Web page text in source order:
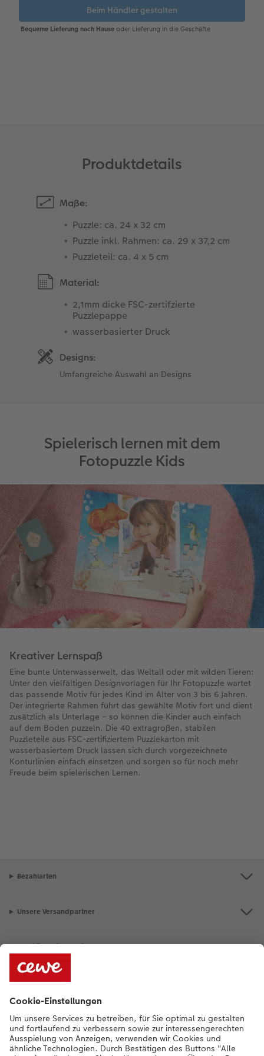
Gestaltungsideen
CEWE myPhotos
Mehrteiler
Digitale Grußkarte
CEWE Geschenkgutschein
CEWE Community
Produktdetails
Maße:
Puzzle: ca. 24 x 32 cm
Puzzle inkl. Rahmen: ca. 29 x 37,2 cm
Puzzleteil: ca. 4 x 5 cm
Material:
2,1mm dicke FSC-zertifzierte
Puzzlepappe
wasserbasierter Druck
Designs:
Umfangreiche Auswahl an Designs
Spielerisch lernen mit dem
Fotopuzzle Kids
Kreativer Lernspaß
Eine bunte Unterwasserwelt, das Weltall oder mit wilden Tieren:
Unter den vielfältigen Designvorlagen für Ihr Fotopuzzle wartet
das passende Motiv für jedes Kind im Alter von 3 bis 6 Jahren.
Der integrierte Rahmen führt das gewählte Motiv fort und dient
zusätzlich als Unterlage – so können die Kinder auch einfach
auf dem Boden puzzeln. Die 40 extragroßen, stabilen
Puzzleteile aus FSC-zertifiziertem Puzzlekarton mit
wasserbasiertem Druck lassen sich durch vorgezeichnete
Konturlinien einfach einsetzen und sorgen so für noch mehr
Freude beim spielerischen Lernen.
Bezahlarten
Unsere Versandpartner
Qualität & Sicherheit
Nachhaltigkeit bei CEWE
Service
Unternehmen